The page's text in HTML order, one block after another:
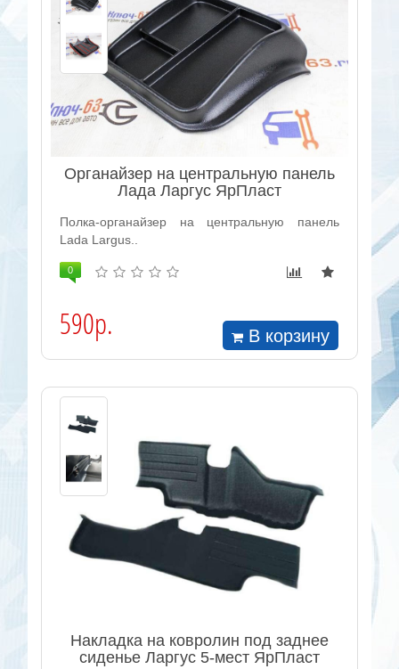
Органайзер на центральную панель
Лада Ларгус ЯрПласт
Полка-органайзер на центральную панель
Lada Largus..
0
590р. В корзину
Накладка на ковролин под заднее
сиденье Ларгус 5-мест ЯрПласт